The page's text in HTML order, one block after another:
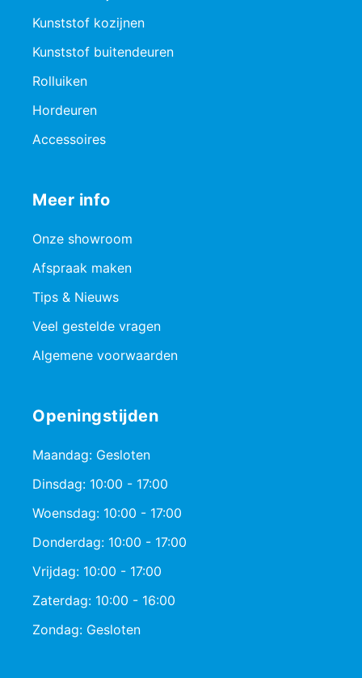
Kunststof kozijnen
Kunststof buitendeuren
Rolluiken
Hordeuren
Accessoires
Meer info
Onze showroom
Afspraak maken
Tips & Nieuws
Veel gestelde vragen
Algemene voorwaarden
Openingstijden
Maandag: Gesloten
Dinsdag: 10:00 - 17:00
Woensdag: 10:00 - 17:00
Donderdag: 10:00 - 17:00
Vrijdag: 10:00 - 17:00
Zaterdag: 10:00 - 16:00
Zondag: Gesloten